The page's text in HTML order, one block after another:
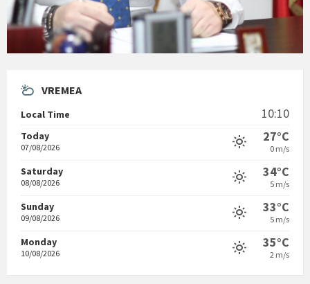
VREMEA
Local Time 10:10
Today
07/08/2026
27°C
0 m/s
Saturday
08/08/2026
34°C
5 m/s
Sunday
09/08/2026
33°C
5 m/s
Monday
10/08/2026
35°C
2 m/s